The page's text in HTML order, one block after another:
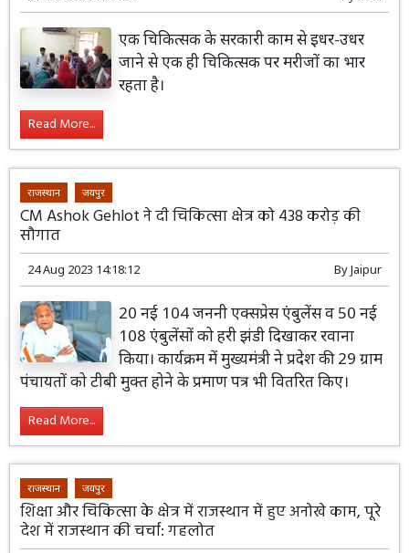
एक चिकित्सक के सरकारी काम से इधर-उधर
जाने से एक ही चिकित्सक पर मरीजों का भार
रहता है।
Read More...
राजस्थान जयपुर
CM Ashok Gehlot ने दी चिकित्सा क्षेत्र को 438 करोड़ की
सौगात
24 Aug 2023 14:18:12 ByJaipur
20 नई 104 जननी एक्सप्रेस एंबुलेंस व 50 नई
108 एंबुलेंसों को हरी झंडी दिखाकर रवाना
किया। कार्यक्रम में मुख्यमंत्री ने प्रदेश की 29 ग्राम
पंचायतों को टीबी मुक्त होने के प्रमाण पत्र भी वितरित किए।
Read More...
राजस्थान जयपुर
शिक्षा और चिकित्सा के क्षेत्र में राजस्थान में हुए अनोखे काम, पूरे
देश में राजस्थान की चर्चा: गहलोत